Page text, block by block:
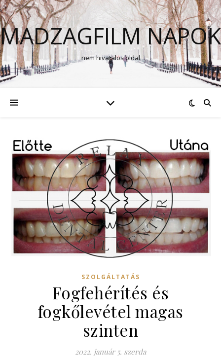
MADZAGFILM NAPOK
nem hivatalos oldal
SZOLGÁLTATÁS
Fogfehérítés és
fogkőlevétel magas
szinten
2022. január 5. szerda